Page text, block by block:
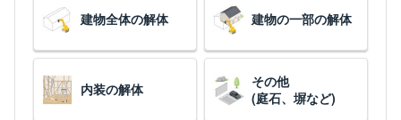
建物全体の解体 建物の一部の解体
内装の解体
その他
(庭石、塀など)